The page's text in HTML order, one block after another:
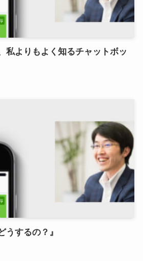
私よりもよく知るチャットボッ
うするの？』